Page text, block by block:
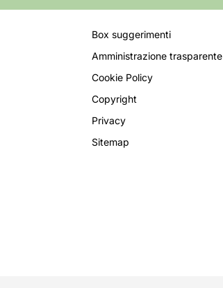
Box suggerimenti
Amministrazione trasparente
Cookie Policy
Copyright
Privacy
Sitemap